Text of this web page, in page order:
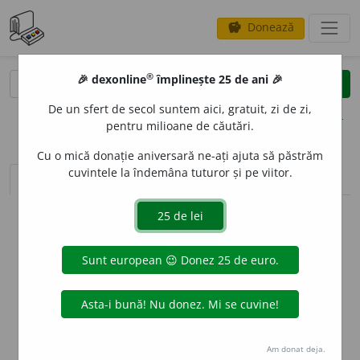
savings Donează
clear
opțiuni
sinteza definițiilor (1) definiții (4) declinări
info
Aceste definiții sunt compilate de
echipa dexonline. Definițiile
originale se află pe filadefiniții.
preferințe
🎉 dexonline® împlinește 25 de ani 🎉
De un sfert de secol suntem aici, gratuit, zi de zi,
pentru milioane de căutări.
Cu o mică donație aniversară ne-ați ajuta să păstrăm
cuvintele la îndemâna tuturor și pe viitor.
Am donat deja.